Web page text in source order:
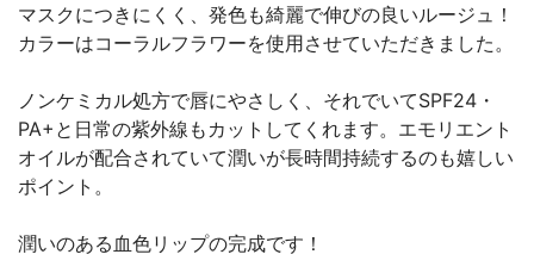
マスクにつきにくく、発色も綺麗で伸びの良いルージュ！
カラーはコーラルフラワーを使用させていただきました。
ノンケミカル処方で唇にやさしく、それでいてSPF24・
PA+と日常の紫外線もカットしてくれます。エモリエント
オイルが配合されていて潤いが長時間持続するのも嬉しい
ポイント。
潤いのある血色リップの完成です！